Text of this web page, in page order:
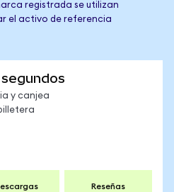
registrada se utilizan
el activo de referencia
y canjea
Reseñas